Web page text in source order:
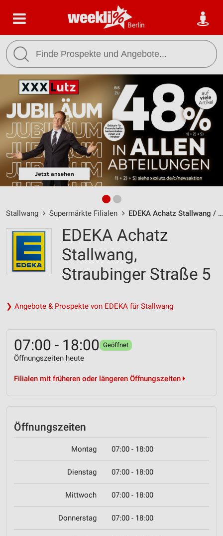
Berlin
Stallwang Supermärkte Filialen EDEKA Achatz Stallwang / Straubinger Straße 5 - Öffnungszeiten & Adresse
EDEKA Achatz
Stallwang,
Straubinger Straße 5
❯ Angebote & Prospekte von EDEKA für Stallwang
07:00 - 18:00 Geöffnet
Öffnungszeiten heute
Filialen mit früheren oder längeren Öffnungszeiten
Öffnungszeiten
Montag 07:00 - 18:00
Dienstag 07:00 - 18:00
Mittwoch 07:00 - 18:00
Donnerstag 07:00 - 18:00